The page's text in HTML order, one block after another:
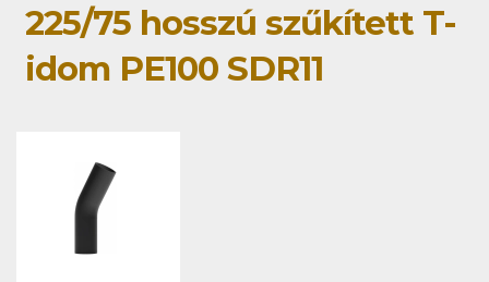
225/75 hosszú szűkített T-
idom PE100 SDR11